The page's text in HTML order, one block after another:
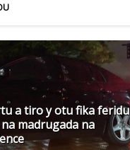
a tiro y otu fika feridu
madrugada na